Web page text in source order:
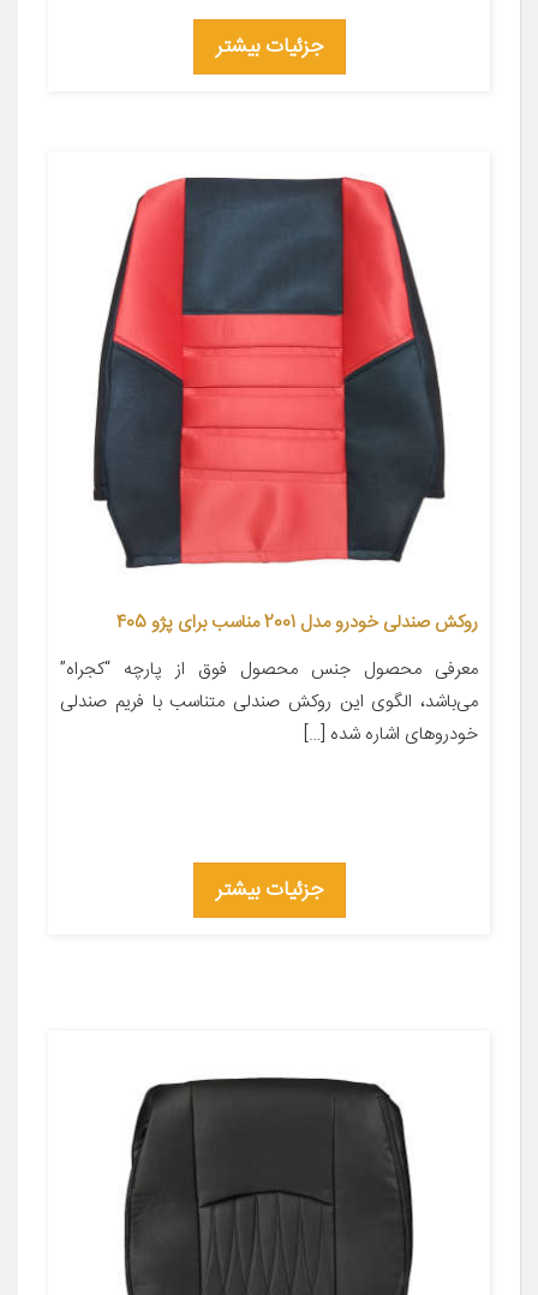
جزئیات بیشتر
روکش صندلی خودرو مدل 2001 مناسب برای پژو 405
معرفی محصول جنس محصول فوق از پارچه “کجراه”
می‌باشد، الگوی این روکش صندلی متناسب با فریم صندلی
خودروهای اشاره شده […]
جزئیات بیشتر